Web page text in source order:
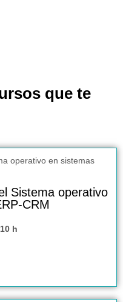
que te
Sistema operativo
CRM
10 h